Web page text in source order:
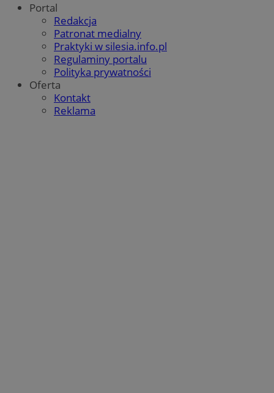
Portal
Redakcja
Patronat medialny
Praktyki w silesia.info.pl
Regulaminy portalu
Polityka prywatności
Oferta
Kontakt
Reklama